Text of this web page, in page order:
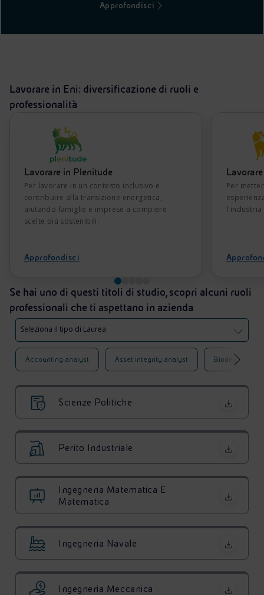
Approfondisci
Lavorare in Eni: diversificazione di ruoli e
professionalità
Lavorare in Plenitude
Per lavorare in un contesto inclusivo e
contribuire alla transizione energetica,
aiutando famiglie e imprese a compiere
scelte più sostenibili.
Approfondisci
Per
l'industria
Se hai uno di questi titoli di studio, scopri alcuni ruoli
professionali che ti aspettano in azienda
Seleziona il tipo di Laurea
Accounting analyst Asset integrity analyst
Scienze Politiche
Perito Industriale
Ingegneria Matematica E
Matematica
Ingegneria Navale
Ingegneria Meccanica